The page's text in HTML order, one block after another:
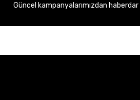
Güncel kampanyalarımızdan